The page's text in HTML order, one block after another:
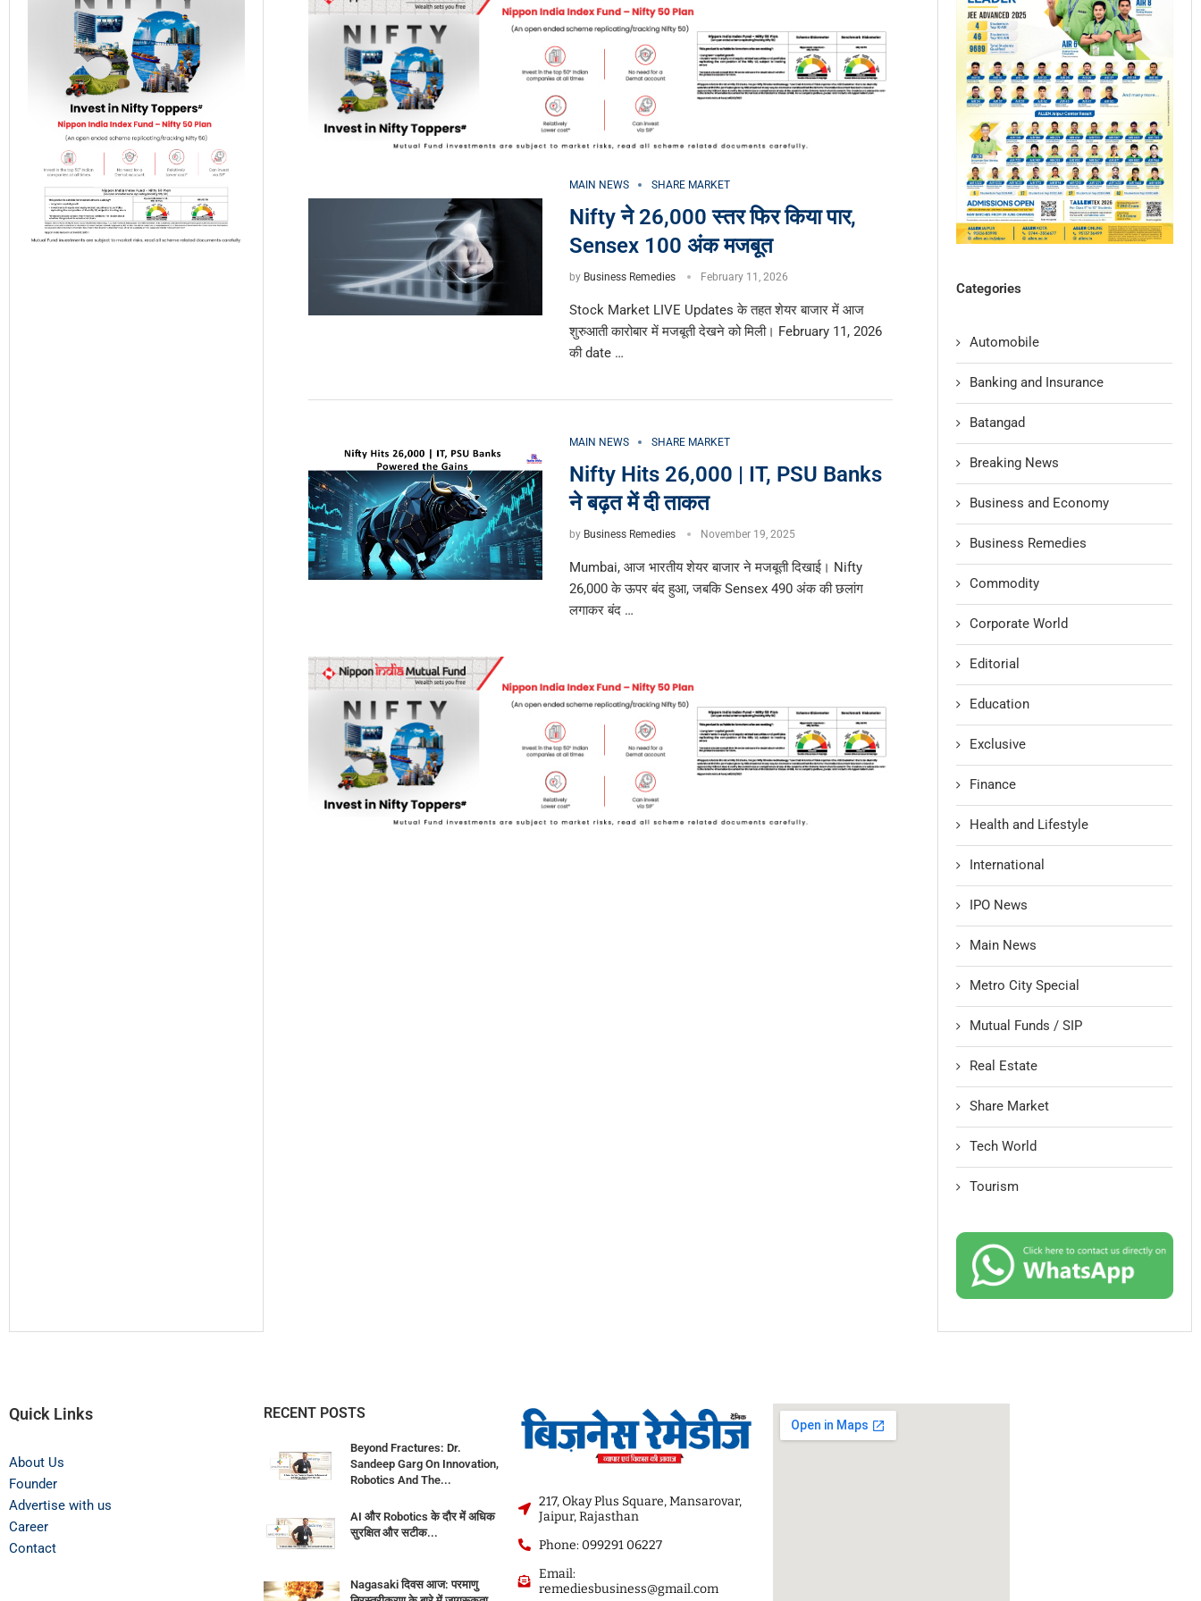
MAIN NEWS SHARE MARKET
Nifty ने 26,000 स्तर फिर किया पार,
Sensex 100 अंक मजबूत
by Business Remedies February 11, 2026
Stock Market LIVE Updates के तहत शेयर बाजार में आज
शुरुआती कारोबार में मजबूती देखने को मिली। February 11, 2026
की date …
MAIN NEWS SHARE MARKET
Nifty Hits 26,000 | IT, PSU Banks
ने बढ़त में दी ताकत
by Business Remedies November 19, 2025
Mumbai, आज भारतीय शेयर बाजार ने मजबूती दिखाई। Nifty
26,000 के ऊपर बंद हुआ, जबकि Sensex 490 अंक की छलांग
लगाकर बंद …
Categories
Automobile
Banking and Insurance
Batangad
Breaking News
Business and Economy
Business Remedies
Commodity
Corporate World
Editorial
Education
Exclusive
Finance
Health and Lifestyle
International
IPO News
Main News
Metro City Special
Mutual Funds / SIP
Real Estate
Share Market
Tech World
Tourism
Quick Links
About Us
Founder
Advertise with us
Career
Contact
RECENT POSTS
Beyond Fractures: Dr.
Sandeep Garg On Innovation,
Robotics And The...
AI और Robotics के दौर में अधिक
सुरक्षित और सटीक...
Nagasaki दिवस आज: परमाणु
217, Okay Plus Square, Mansarovar,
Jaipur, Rajasthan
Phone: 099291 06227
Email:
remediesbusiness@gmail.com